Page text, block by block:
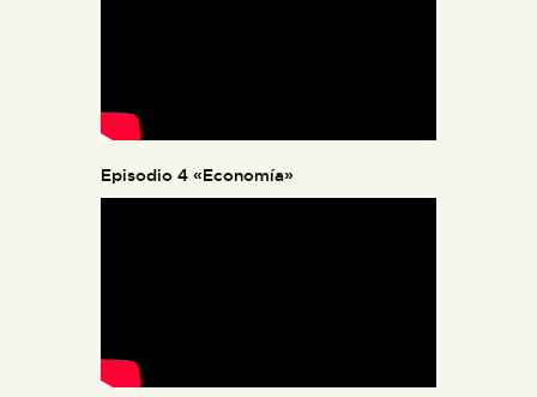
Episodio 4 «Economía»